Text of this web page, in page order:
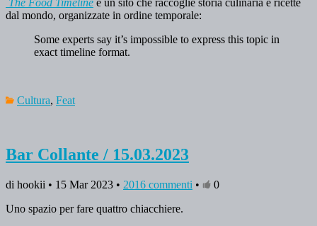
The Food Timeline è un sito che raccoglie storia culinaria e ricette
dal mondo, organizzate in ordine temporale:
Some experts say it’s impossible to express this topic in
exact timeline format.
Cultura, Feat
Bar Collante / 15.03.2023
di hookii • 15 Mar 2023 • 2016 commenti •
0
Uno spazio per fare quattro chiacchiere.